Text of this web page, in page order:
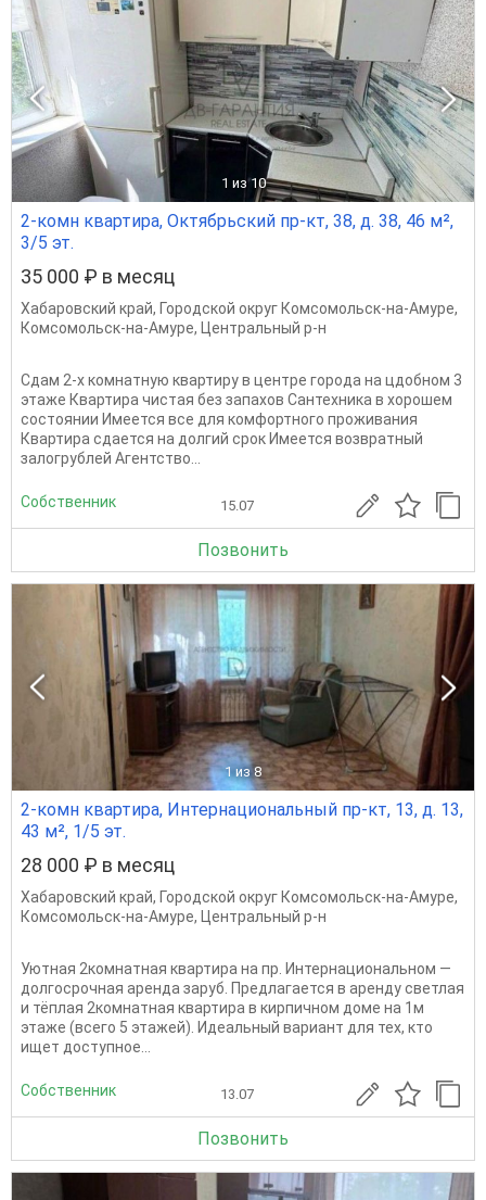
1 из 10
2-комн квартира, Октябрьский пр-кт, 38, д. 38, 46 м²,
3/5 эт.
35 000 ₽ в месяц
Хабаровский край, Городской округ Комсомольск-на-Амуре,
Комсомольск-на-Амуре, Центральный р-н
Сдам 2-х комнатную квартиру в центре города на цдобном 3
этаже Квартира чистая без запахов Сантехника в хорошем
состоянии Имеется все для комфортного проживания
Квартира сдается на долгий срок Имеется возвратный
залогрублей Агентство...
Собственник 15.07
Позвонить
1 из 8
2-комн квартира, Интернациональный пр-кт, 13, д. 13,
43 м², 1/5 эт.
28 000 ₽ в месяц
Хабаровский край, Городской округ Комсомольск-на-Амуре,
Комсомольск-на-Амуре, Центральный р-н
Уютная 2комнатная квартира на пр. Интернациональном —
долгосрочная аренда заруб. Предлагается в аренду светлая
и тёплая 2комнатная квартира в кирпичном доме на 1м
этаже (всего 5 этажей). Идеальный вариант для тех, кто
ищет доступное...
Собственник 13.07
Позвонить